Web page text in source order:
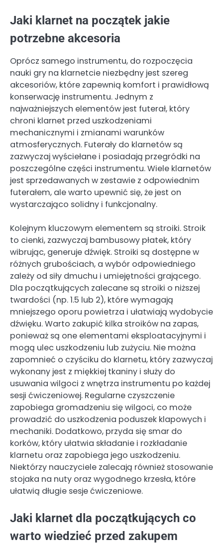
Jaki klarnet na początek jakie
potrzebne akcesoria
Oprócz samego instrumentu, do rozpoczęcia
nauki gry na klarnetcie niezbędny jest szereg
akcesoriów, które zapewnią komfort i prawidłową
konserwację instrumentu. Jednym z
najważniejszych elementów jest futerał, który
chroni klarnet przed uszkodzeniami
mechanicznymi i zmianami warunków
atmosferycznych. Futerały do klarnetów są
zazwyczaj wyściełane i posiadają przegródki na
poszczególne części instrumentu. Wiele klarnetów
jest sprzedawanych w zestawie z odpowiednim
futerałem, ale warto upewnić się, że jest on
wystarczająco solidny i funkcjonalny.
Kolejnym kluczowym elementem są stroiki. Stroik
to cienki, zazwyczaj bambusowy płatek, który
wibrując, generuje dźwięk. Stroiki są dostępne w
różnych grubościach, a wybór odpowiedniego
zależy od siły dmuchu i umiejętności grającego.
Dla początkujących zalecane są stroiki o niższej
twardości (np. 1.5 lub 2), które wymagają
mniejszego oporu powietrza i ułatwiają wydobycie
dźwięku. Warto zakupić kilka stroików na zapas,
ponieważ są one elementami eksploatacyjnymi i
mogą ulec uszkodzeniu lub zużyciu. Nie można
zapomnieć o czyściku do klarnetu, który zazwyczaj
wykonany jest z miękkiej tkaniny i służy do
usuwania wilgoci z wnętrza instrumentu po każdej
sesji ćwiczeniowej. Regularne czyszczenie
zapobiega gromadzeniu się wilgoci, co może
prowadzić do uszkodzenia poduszek klapowych i
mechaniki. Dodatkowo, przyda się smar do
korków, który ułatwia składanie i rozkładanie
klarnetu oraz zapobiega jego uszkodzeniu.
Niektórzy nauczyciele zalecają również stosowanie
stojaka na nuty oraz wygodnego krzesła, które
ułatwią długie sesje ćwiczeniowe.
Jaki klarnet dla początkujących co
warto wiedzieć przed zakupem